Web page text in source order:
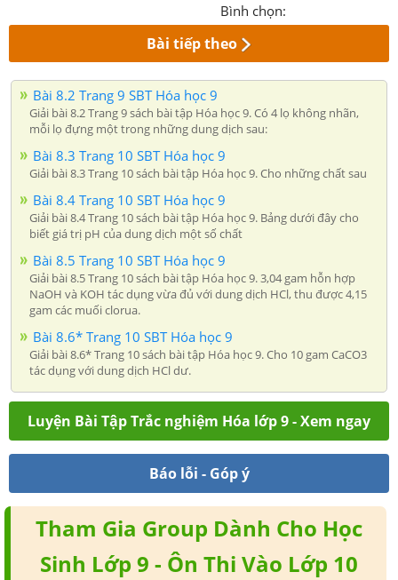
Bình chọn:
Bài tiếp theo
Bài 8.2 Trang 9 SBT Hóa học 9
Giải bài 8.2 Trang 9 sách bài tập Hóa học 9. Có 4 lọ không nhãn,
mỗi lọ đựng một trong những dung dịch sau:
Bài 8.3 Trang 10 SBT Hóa học 9
Giải bài 8.3 Trang 10 sách bài tập Hóa học 9. Cho những chất sau
Bài 8.4 Trang 10 SBT Hóa học 9
Giải bài 8.4 Trang 10 sách bài tập Hóa học 9. Bảng dưới đây cho
biết giá trị pH của dung dịch một số chất
Bài 8.5 Trang 10 SBT Hóa học 9
Giải bài 8.5 Trang 10 sách bài tập Hóa học 9. 3,04 gam hỗn hợp
NaOH và KOH tác dụng vừa đủ với dung dịch HCl, thu được 4,15
gam các muối clorua.
Bài 8.6* Trang 10 SBT Hóa học 9
Giải bài 8.6* Trang 10 sách bài tập Hóa học 9. Cho 10 gam CaCO3
tác dụng với dung dịch HCl dư.
Luyện Bài Tập Trắc nghiệm Hóa lớp 9 - Xem ngay
Báo lỗi - Góp ý
Tham Gia Group Dành Cho Học
Sinh Lớp 9 - Ôn Thi Vào Lớp 10